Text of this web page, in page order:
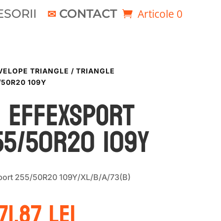
CONTACT Articole 0
TRIANGLE / TRIANGLE
109Y
50R20 109Y
255/50R20 109Y/XL/B/A/73(B)